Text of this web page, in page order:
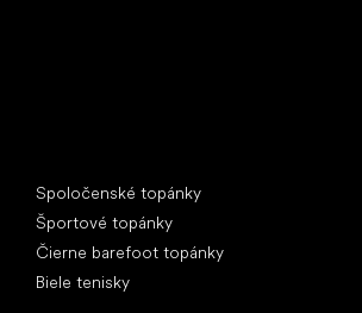
Spoločenské topánky
Športové topánky
Čierne barefoot topánky
Biele tenisky